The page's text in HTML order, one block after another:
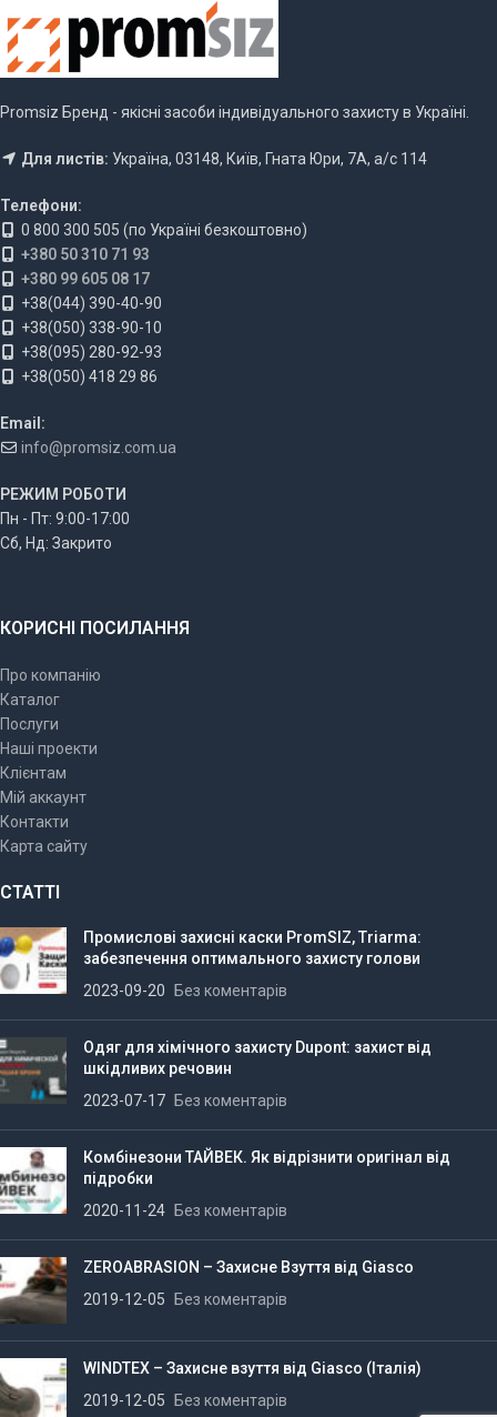
Promsiz Бренд - якісні засоби індивідуального захисту в Україні.
Для листів: Україна, 03148, Київ, Гната Юри, 7А, а/с 114
Телефони:
0 800 300 505 (по Україні безкоштовно)
+380 50 310 71 93
+380 99 605 08 17
+38(044) 390-40-90
+38(050) 338-90-10
+38(095) 280-92-93
+38(050) 418 29 86
Email:
info@promsiz.com.ua
РЕЖИМ РОБОТИ
Пн - Пт: 9:00-17:00
Сб, Нд: Закрито
КОРИСНІ ПОСИЛАННЯ
Про компанію
Каталог
Послуги
Наші проекти
Клієнтам
Мій аккаунт
Контакти
Карта сайту
СТАТТІ
Промислові захисні каски PromSIZ, Triarma:
забезпечення оптимального захисту голови
2023-09-20
Без коментарів
Одяг для хімічного захисту Dupont: захист від
шкідливих речовин
2023-07-17
Без коментарів
Комбінезони ТАЙВЕК. Як відрізнити оригінал від
підробки
2020-11-24
Без коментарів
ZEROABRASION – Захисне Взуття від Giasco
2019-12-05
Без коментарів
WINDTEX – Захисне взуття від Giasco (Італія)
2019-12-05
Без коментарів